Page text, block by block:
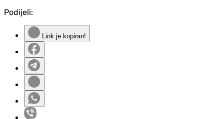
Podijeli:
Link je kopiran!